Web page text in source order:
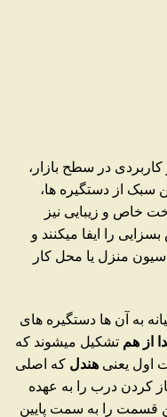
در سطح بازار،
سبک از دستگیره ها،
خاص و زیبایی نیز
را ایفا میکنند و
منزل یا محل کار
به آن ها دستگیره های
از هم تشکیل میشوند که
اول یعنی هندل که اصلی
کردن درب را به عهده
قسمت را به سمت پایین